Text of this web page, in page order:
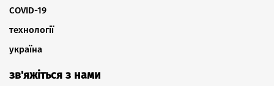
COVID-19
технології
україна
зв'яжіться з нами